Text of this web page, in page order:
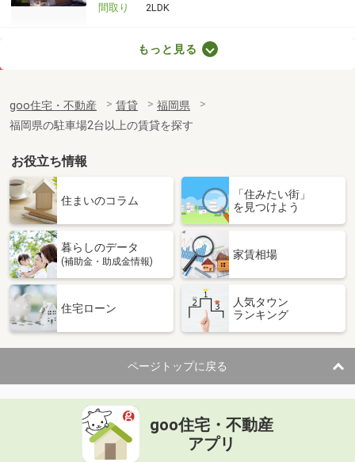
間取り
2LDK
福岡県北九州市戸畑区中原東３
専有面積
25.3m²
間取り
1K
福岡県北九州市小倉北区宇佐町１
価 格
5.50万円
福岡県北九州市小倉北区宇佐町１
専有面積 34.23m²
間取り
福岡県北九州市小倉南区城野１
住 所
福岡県北九州市小倉南区城野１
専有面積 46.5m²
間取り
2DK
福岡県北九州市小倉南区津田４
価 格
住 所
福岡県北九州市小倉南区津田４
もっと見る
goo住宅・不動産 賃貸
福岡県
福岡県の駐車場2台以上の賃貸を探す
お役立ち情報
住まいのコラム
「住みたい街」
を見つけよう
暮らしのデータ
(補助金・助成金情報)
家賃相場
住宅ローン
人気タウン
ランキング
ページトップに戻る
goo住宅・不動産
アプリ